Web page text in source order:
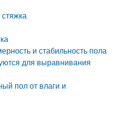
и стабильность пола
для выравнивания
пол от влаги и